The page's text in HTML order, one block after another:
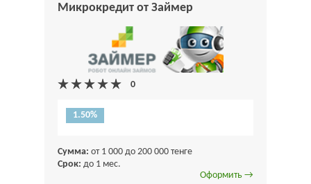
Микрокредит от Займер
1.50%
Сумма: от 1 000 до 200 000 тенге
Срок: до 1 мес.
Оформить →